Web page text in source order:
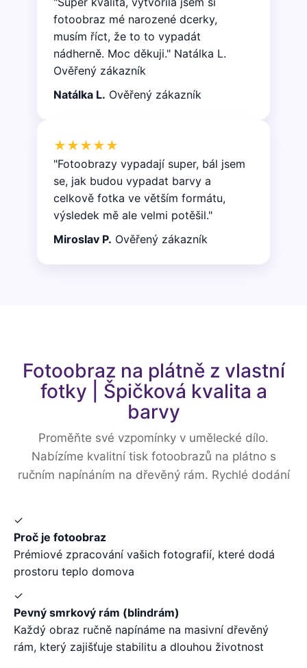
fotoobraz mé narozené dcerky,
musím říct, že to to vypadát
nádherně. Moc děkuji." Natálka L.
Ověřený zákazník
Natálka L. Ověřený zákazník
★★★★★
"Fotoobrazy vypadají super, bál jsem
se, jak budou vypadat barvy a
celkově fotka ve větším formátu,
výsledek mě ale velmi potěšil."
Miroslav P. Ověřený zákazník
Fotoobraz na plátně z vlastní
fotky | Špičková kvalita a
barvy
Proměňte své vzpomínky v umělecké dílo.
Nabízíme kvalitní tisk fotoobrazů na plátno s
ručním napínáním na dřevěný rám. Rychlé dodání
✓
Proč je fotoobraz
Prémiové zpracování vašich fotografií, které dodá
prostoru teplo domova
✓
Pevný smrkový rám (blindrám)
Každý obraz ručně napínáme na masivní dřevěný
rám, který zajišťuje stabilitu a dlouhou životnost